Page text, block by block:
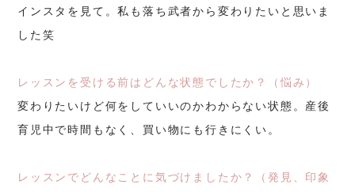
インスタを見て。私も落ち武者から変わりたいと思いま
した笑
レッスンを受ける前はどんな状態でしたか？（悩み）
変わりたいけど何をしていいのかわからない状態。産後
育児中で時間もなく、買い物にも行きにくい。
レッスンでどんなことに気づけましたか？（発見、印象